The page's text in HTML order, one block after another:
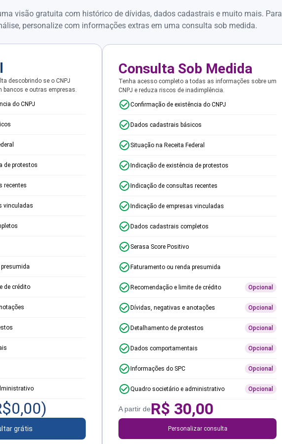
visão gratuita com histórico de dívidas, dados cadastrais e muito mais. Para
personalize com informações extras em uma consulta sob medida.
descobrindo se o CNPJ
e outras empresas.
do CNPJ
de protestos
recentes
vinculadas
de crédito
0,00)
grátis
Consulta Sob Medida
Tenha acesso completo a todas as informações sobre um
CNPJ e reduza riscos de inadimplência.
Confirmação de existência do CNPJ
Dados cadastrais básicos
Situação na Receita Federal
Indicação de existência de protestos
Indicação de consultas recentes
Indicação de empresas vinculadas
Dados cadastrais completos
Serasa Score Positivo
Faturamento ou renda presumida
Recomendação e limite de crédito Opcional
Dívidas, negativas e anotações Opcional
Detalhamento de protestos Opcional
Dados comportamentais Opcional
Informações do SPC Opcional
Quadro societário e administrativo Opcional
A partir deR$ 30,00
Personalizar consulta